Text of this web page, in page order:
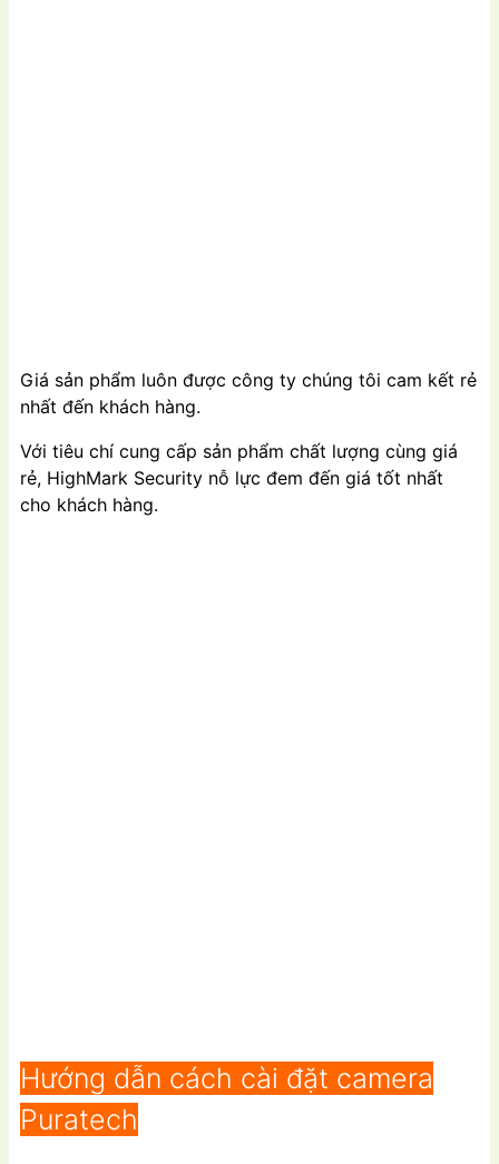
Giá sản phẩm luôn được công ty chúng tôi cam kết rẻ
nhất đến khách hàng.
Với tiêu chí cung cấp sản phẩm chất lượng cùng giá
rẻ, HighMark Security nỗ lực đem đến giá tốt nhất
cho khách hàng.
Hướng dẫn cách cài đặt camera
Puratech